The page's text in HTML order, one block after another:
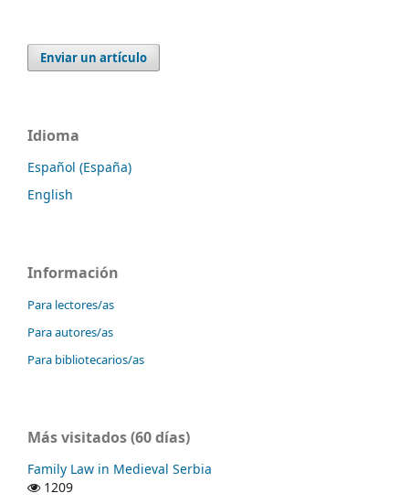
Enviar un artículo
Idioma
Español (España)
English
Información
Para lectores/as
Para autores/as
Para bibliotecarios/as
Más visitados (60 días)
Family Law in Medieval Serbia
1209